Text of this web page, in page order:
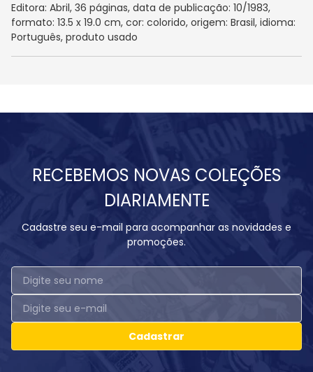
Editora: Abril, 36 páginas, data de publicação: 10/1983,
formato: 13.5 x 19.0 cm, cor: colorido, origem: Brasil, idioma:
Português, produto usado
RECEBEMOS NOVAS COLEÇÕES
DIARIAMENTE
Cadastre seu e-mail para acompanhar as novidades e
promoções.
Cadastrar